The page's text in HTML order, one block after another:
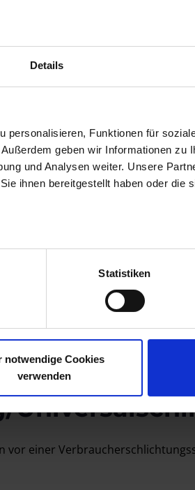
Details
personalisieren, Funktionen für
geben wir Informationen zu
und Analysen weiter. Unsere
ihnen bereitgestellt haben oder die
Statistiken
notwendige Cookies
verwenden
zu Essen
(OS) bereit:https://
einer